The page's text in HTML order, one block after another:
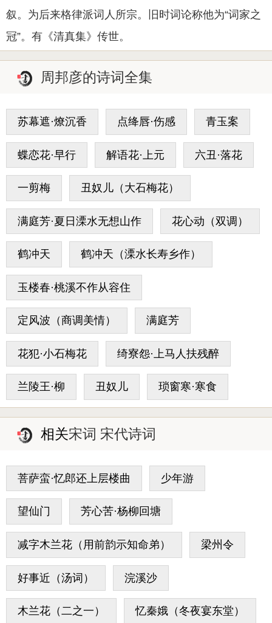
叙。为后来格律派词人所宗。旧时词论称他为“词家之
冠”。有《清真集》传世。
周邦彦的诗词全集
苏幕遮·燎沉香 点绛唇·伤感 青玉案
蝶恋花·早行 解语花·上元 六丑·落花
一剪梅 丑奴儿（大石梅花）
满庭芳·夏日溧水无想山作 花心动（双调）
鹤冲天 鹤冲天（溧水长寿乡作）
玉楼春·桃溪不作从容住
定风波（商调美情） 满庭芳
花犯·小石梅花 绮寮怨·上马人扶残醉
兰陵王·柳 丑奴儿 琐窗寒·寒食
相关宋词 宋代诗词
菩萨蛮·忆郎还上层楼曲 少年游
望仙门 芳心苦·杨柳回塘
减字木兰花（用前韵示知命弟） 梁州令
好事近（汤词） 浣溪沙
木兰花（二之一） 忆秦娥（冬夜宴东堂）